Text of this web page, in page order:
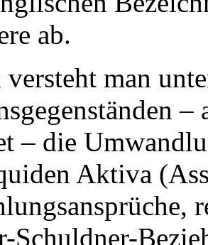
ab.
versteht man
– die
Aktiva
Schuldner-